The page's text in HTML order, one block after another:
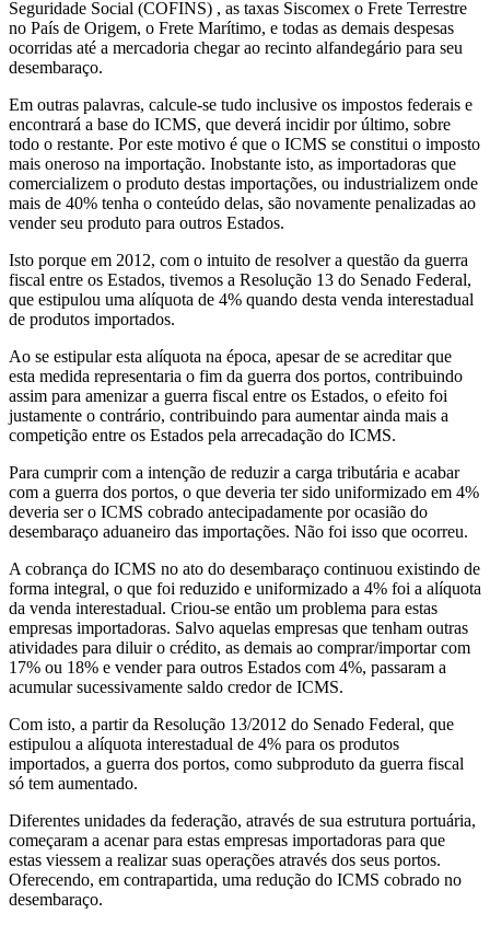
Seguridade Social (COFINS) , as taxas Siscomex o Frete Terrestre
no País de Origem, o Frete Marítimo, e todas as demais despesas
ocorridas até a mercadoria chegar ao recinto alfandegário para seu
desembaraço.
Em outras palavras, calcule-se tudo inclusive os impostos federais e
encontrará a base do ICMS, que deverá incidir por último, sobre
todo o restante. Por este motivo é que o ICMS se constitui o imposto
mais oneroso na importação. Inobstante isto, as importadoras que
comercializem o produto destas importações, ou industrializem onde
mais de 40% tenha o conteúdo delas, são novamente penalizadas ao
vender seu produto para outros Estados.
Isto porque em 2012, com o intuito de resolver a questão da guerra
fiscal entre os Estados, tivemos a Resolução 13 do Senado Federal,
que estipulou uma alíquota de 4% quando desta venda interestadual
de produtos importados.
Ao se estipular esta alíquota na época, apesar de se acreditar que
esta medida representaria o fim da guerra dos portos, contribuindo
assim para amenizar a guerra fiscal entre os Estados, o efeito foi
justamente o contrário, contribuindo para aumentar ainda mais a
competição entre os Estados pela arrecadação do ICMS.
Para cumprir com a intenção de reduzir a carga tributária e acabar
com a guerra dos portos, o que deveria ter sido uniformizado em 4%
deveria ser o ICMS cobrado antecipadamente por ocasião do
desembaraço aduaneiro das importações. Não foi isso que ocorreu.
A cobrança do ICMS no ato do desembaraço continuou existindo de
forma integral, o que foi reduzido e uniformizado a 4% foi a alíquota
da venda interestadual. Criou-se então um problema para estas
empresas importadoras. Salvo aquelas empresas que tenham outras
atividades para diluir o crédito, as demais ao comprar/importar com
17% ou 18% e vender para outros Estados com 4%, passaram a
acumular sucessivamente saldo credor de ICMS.
Com isto, a partir da Resolução 13/2012 do Senado Federal, que
estipulou a alíquota interestadual de 4% para os produtos
importados, a guerra dos portos, como subproduto da guerra fiscal
só tem aumentado.
Diferentes unidades da federação, através de sua estrutura portuária,
começaram a acenar para estas empresas importadoras para que
estas viessem a realizar suas operações através dos seus portos.
Oferecendo, em contrapartida, uma redução do ICMS cobrado no
desembaraço.